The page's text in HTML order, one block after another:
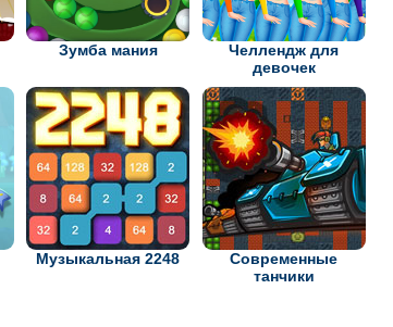
Зумба мания
Челлендж для
девочек
Музыкальная 2248
Современные
танчики